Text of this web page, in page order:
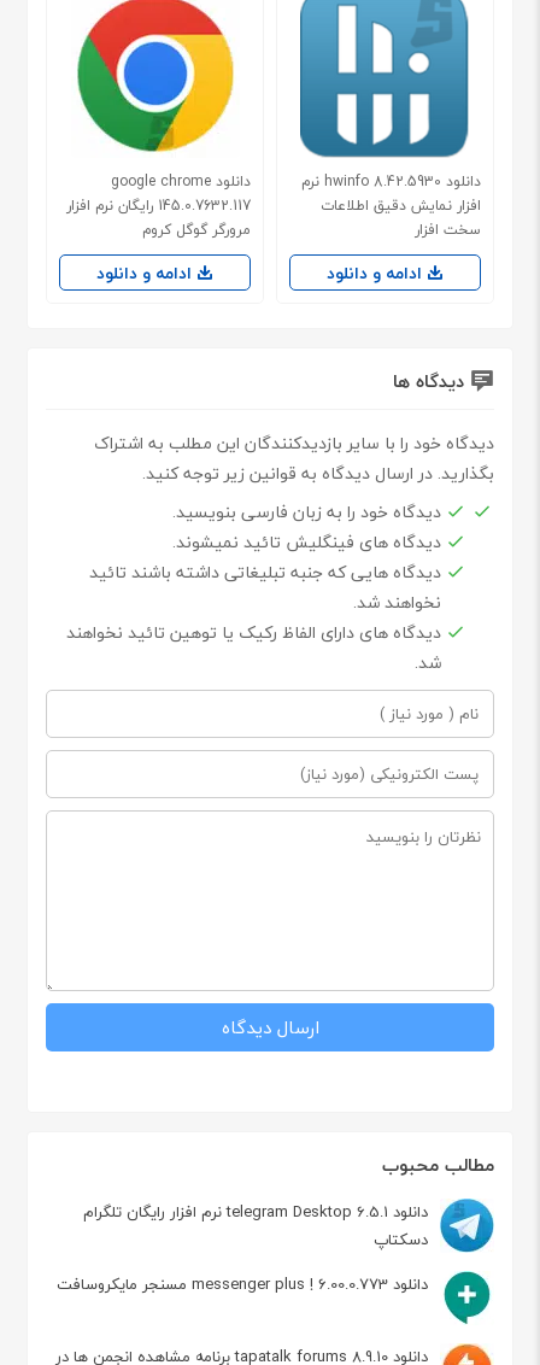
مطالب محبوب
دانلود telegram Desktop 6.5.1 نرم افزار رایگان تلگرام
دسکتاپ
دانلود messenger plus ! 6.00.0.773 مسنجر مایکروسافت
دانلود tapatalk forums 8.9.10 برنامه مشاهده انجمن ها در
دانلود hwinfo 8.42.5930 نرم
افزار نمایش دقیق اطلاعات
سخت افزار
ادامه و دانلود
دانلود google chrome
145.0.7632.117 رایگان نرم افزار
مرورگر گوگل کروم
ادامه و دانلود
دیدگاه ها
دیدگاه خود را با سایر بازدیدکنندگان این مطلب به اشتراک
بگذارید. در ارسال دیدگاه به قوانین زیر توجه کنید.
دیدگاه خود را به زبان فارسی بنویسید.
دیدگاه های فینگلیش تائید نمیشوند.
دیدگاه هایی که جنبه تبلیغاتی داشته باشند تائید
نخواهند شد.
دیدگاه های دارای الفاظ رکیک یا توهین تائید نخواهند
شد.